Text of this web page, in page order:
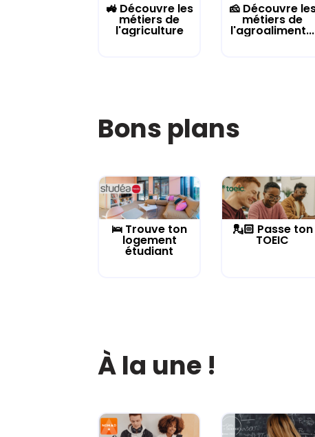
🚜 Découvre les
métiers de
l'agriculture
🧀 Découvre
métiers de
l'agroaliment...
Bons plans
🛌 Trouve ton
logement
étudiant
💂🏻 Passe ton
TOEIC
À la une !